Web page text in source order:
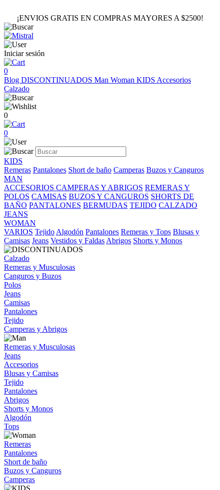
¡ENVIOS GRATIS EN COMPRAS MAYORES A $2500!
Iniciar sesión
0
Blog DISCONTINUADOS Man Woman KIDS Accesorios
Calzado
0
0
KIDS
Remeras Pantalones Short de baño Camperas Buzos y Canguros
MAN
ACCESORIOS CAMPERAS Y ABRIGOS REMERAS Y
POLOS CAMISAS BUZOS Y CANGUROS SHORTS DE
BAÑO PANTALONES BERMUDAS TEJIDO CALZADO
JEANS
WOMAN
VARIOS Tejido Algodón Pantalones Remeras y Tops Blusas y
Camisas Jeans Vestidos y Faldas Abrigos Shorts y Monos
Calzado
Remeras y Musculosas
Canguros y Buzos
Polos
Jeans
Camisas
Pantalones
Tejido
Camperas y Abrigos
Remeras y Musculosas
Jeans
Accesorios
Blusas y Camisas
Tejido
Pantalones
Abrigos
Shorts y Monos
Algodón
Tops
Remeras
Pantalones
Short de baño
Buzos y Canguros
Camperas